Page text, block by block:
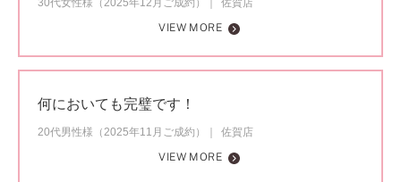
30代女性様（2025年12月ご成約）
佐賀店
VIEW MORE
何においても完璧です！
20代男性様（2025年11月ご成約）
佐賀店
VIEW MORE